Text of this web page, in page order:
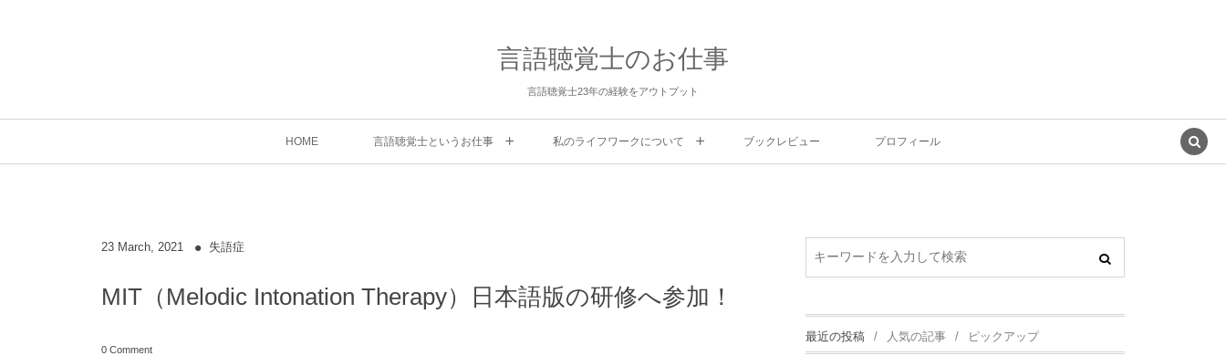
言語聴覚士のお仕事
言語聴覚士23年の経験をアウトプット
HOME 言語聴覚士というお仕事 私のライフワークについて ブックレビュー プロフィール
23 March, 2021 失語症
MIT（Melodic Intonation Therapy）日本語版の研修へ参加！
0 Comment
最近の投稿 人気の記事 ピックアップ